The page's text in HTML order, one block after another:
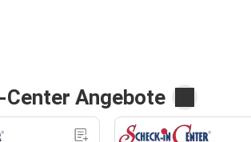
Center Angebote